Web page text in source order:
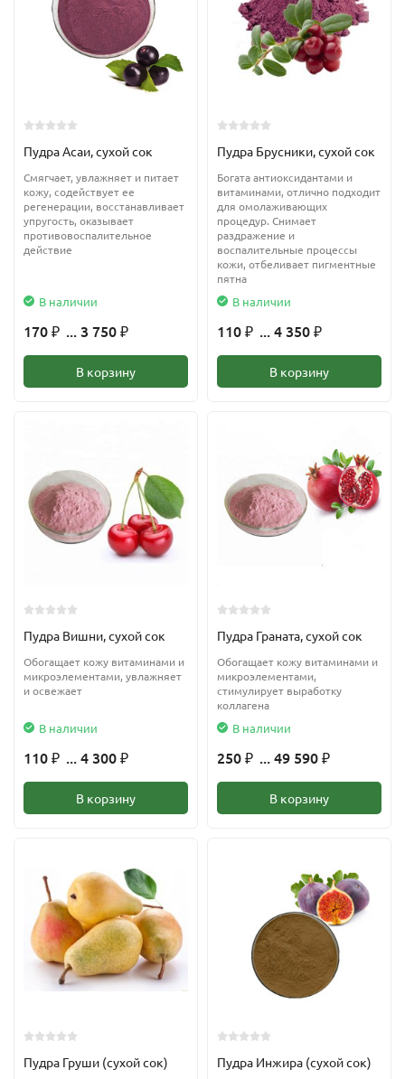
Пудра Асаи, сухой сок
Смягчает, увлажняет и питает
кожу, содействует ее
регенерации, восстанавливает
упругость, оказывает
противовоспалительное
действие
В наличии
170 ₽ ... 3 750 ₽
В корзину
Пудра Брусники, сухой сок
Богата антиоксидантами и
витаминами, отлично подходит
для омолаживающих
процедур. Снимает
раздражение и
воспалительные процессы
кожи, отбеливает пигментные
пятна
В наличии
110 ₽ ... 4 350 ₽
В корзину
Пудра Вишни, сухой сок
Обогащает кожу витаминами и
микроэлементами, увлажняет
и освежает
В наличии
110 ₽ ... 4 300 ₽
В корзину
Пудра Граната, сухой сок
Обогащает кожу витаминами и
микроэлементами,
стимулирует выработку
коллагена
В наличии
250 ₽ ... 49 590 ₽
В корзину
Пудра Груши (сухой сок) Пудра Инжира (сухой сок)